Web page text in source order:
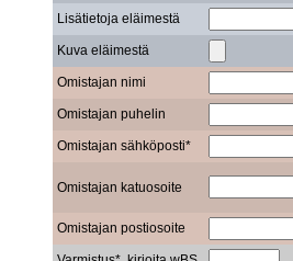
Lisätietoja eläimestä
Kuva eläimestä
Omistajan nimi
Omistajan puhelin
Omistajan sähköposti*
Omistajan katuosoite
Omistajan postiosoite